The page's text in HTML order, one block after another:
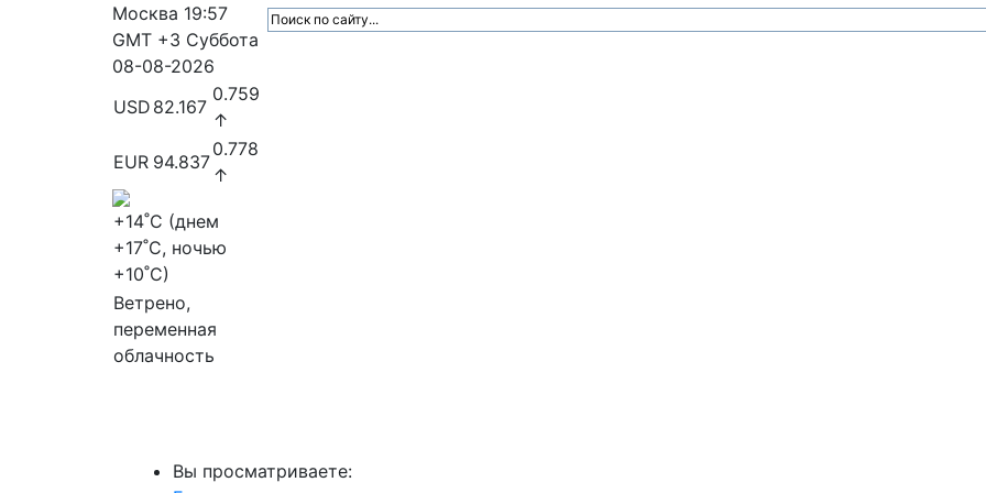
Москва 19:57
GMT +3 Суббота
08-08-2026
USD 82.167
0.759
↑
EUR 94.837
0.778
↑
+14˚C (днем
+17˚C, ночью
+10˚C)
Ветрено,
переменная
облачность
Вы просматриваете: